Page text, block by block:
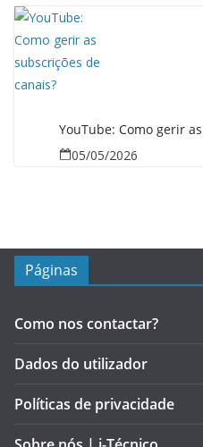
YouTube: Como gerir
05/05/2026
Páginas
Como nos contactar?
Dados do utilizador
Políticas de privacidade